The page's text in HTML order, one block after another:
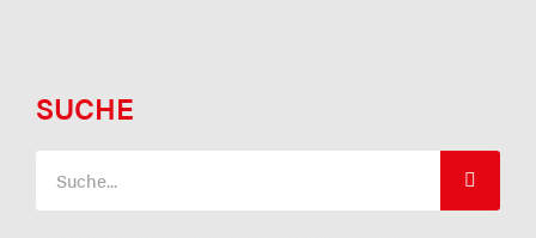
SUCHE